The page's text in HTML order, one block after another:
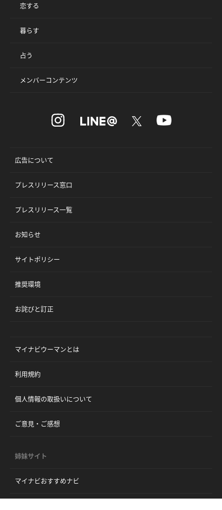
恋する
暮らす
占う
メンバーコンテンツ
広告について
プレスリリース窓口
プレスリリース一覧
お知らせ
サイトポリシー
推奨環境
お詫びと訂正
マイナビウーマンとは
利用規約
個人情報の取扱いについて
ご意見・ご感想
姉妹サイト
マイナビおすすめナビ